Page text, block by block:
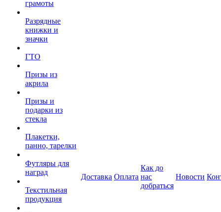
грамоты
Разрядные
книжки и
значки
ГТО
Призы из
акрила
Призы и
подарки из
стекла
Плакетки,
панно, тарелки
Футляры для
наград
Текстильная
продукция
Доставка Оплата
Как до
нас
добраться
Новости